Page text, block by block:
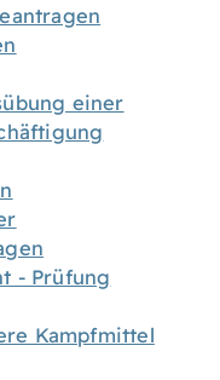
einer
- Prüfung
Kampfmittel